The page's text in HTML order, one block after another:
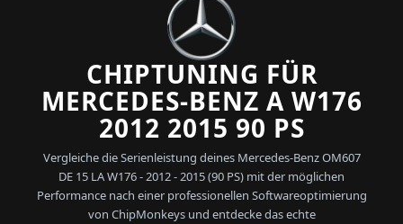
CHIPTUNING FÜR
MERCEDES-BENZ A W176
2012 2015 90 PS
Vergleiche die Serienleistung deines Mercedes-Benz OM607
DE 15 LA W176 - 2012 - 2015 (90 PS) mit der möglichen
Performance nach einer professionellen Softwareoptimierung
von ChipMonkeys und entdecke das echte